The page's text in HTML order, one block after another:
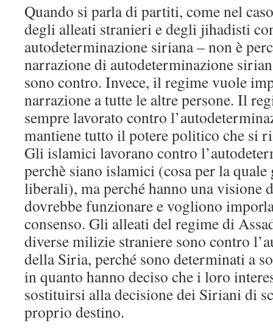
Quando si parla di partiti, come nel
degli alleati stranieri e degli jihadisti
autodeterminazione siriana – non è
narrazione di autodeterminazione
sono contro. Invece, il regime vuole
narrazione a tutte le altre persone. Il
sempre lavorato contro
mantiene tutto il potere politico che si
Gli islamici lavorano contro
perchè siano islamici (cosa per la
liberali), ma perché hanno una visione
dovrebbe funzionare e vogliono
consenso. Gli alleati del regime di
diverse milizie straniere sono contro
della Siria, perché sono determinati a
in quanto hanno deciso che i loro
sostituirsi alla decisione dei Siriani di
proprio destino.